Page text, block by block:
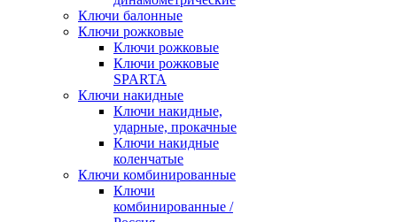
Ключи балонные
Ключи рожковые
Ключи рожковые
Ключи рожковые
SPARTA
Ключи накидные
Ключи накидные,
ударные, прокачные
Ключи накидные
коленчатые
Ключи комбинированные
Ключи
комбинированные /